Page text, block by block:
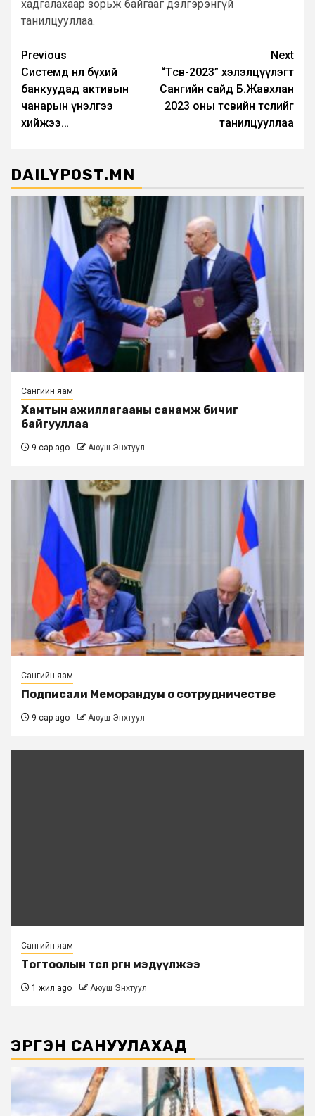
хадгалахаар зорьж байгааг дэлгэрэнгүй
танилцууллаа.
Post
navigation
Previous
Системд нөлөө бүхий
банкуудад активын
чанарын үнэлгээ
хийжээ…
Next
“Төсөв-2023” хэлэлцүүлэгт
Сангийн сайд Б.Жавхлан
2023 оны төсвийн төслийг
танилцууллаа
DAILYPOST.MN
Сангийн яам
Хамтын ажиллагааны санамж бичиг
байгууллаа
9 сар ago Аюуш Энхтуул
Сангийн яам
Подписали Меморандум о сотрудничестве
9 сар ago Аюуш Энхтуул
Сангийн яам
Тогтоолын төсөл өргөн мэдүүлжээ
1 жил ago Аюуш Энхтуул
ЭРГЭН САНУУЛАХАД